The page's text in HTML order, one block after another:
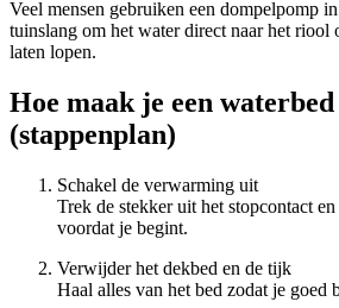
Veel mensen gebruiken een dompelpomp
tuinslang om het water direct naar het riool
laten lopen.
Hoe maak je een waterbed
(stappenplan)
Schakel de verwarming uit
Trek de stekker uit het stopcontact
voordat je begint.
Verwijder het dekbed en de tijk
Haal alles van het bed zodat je goed